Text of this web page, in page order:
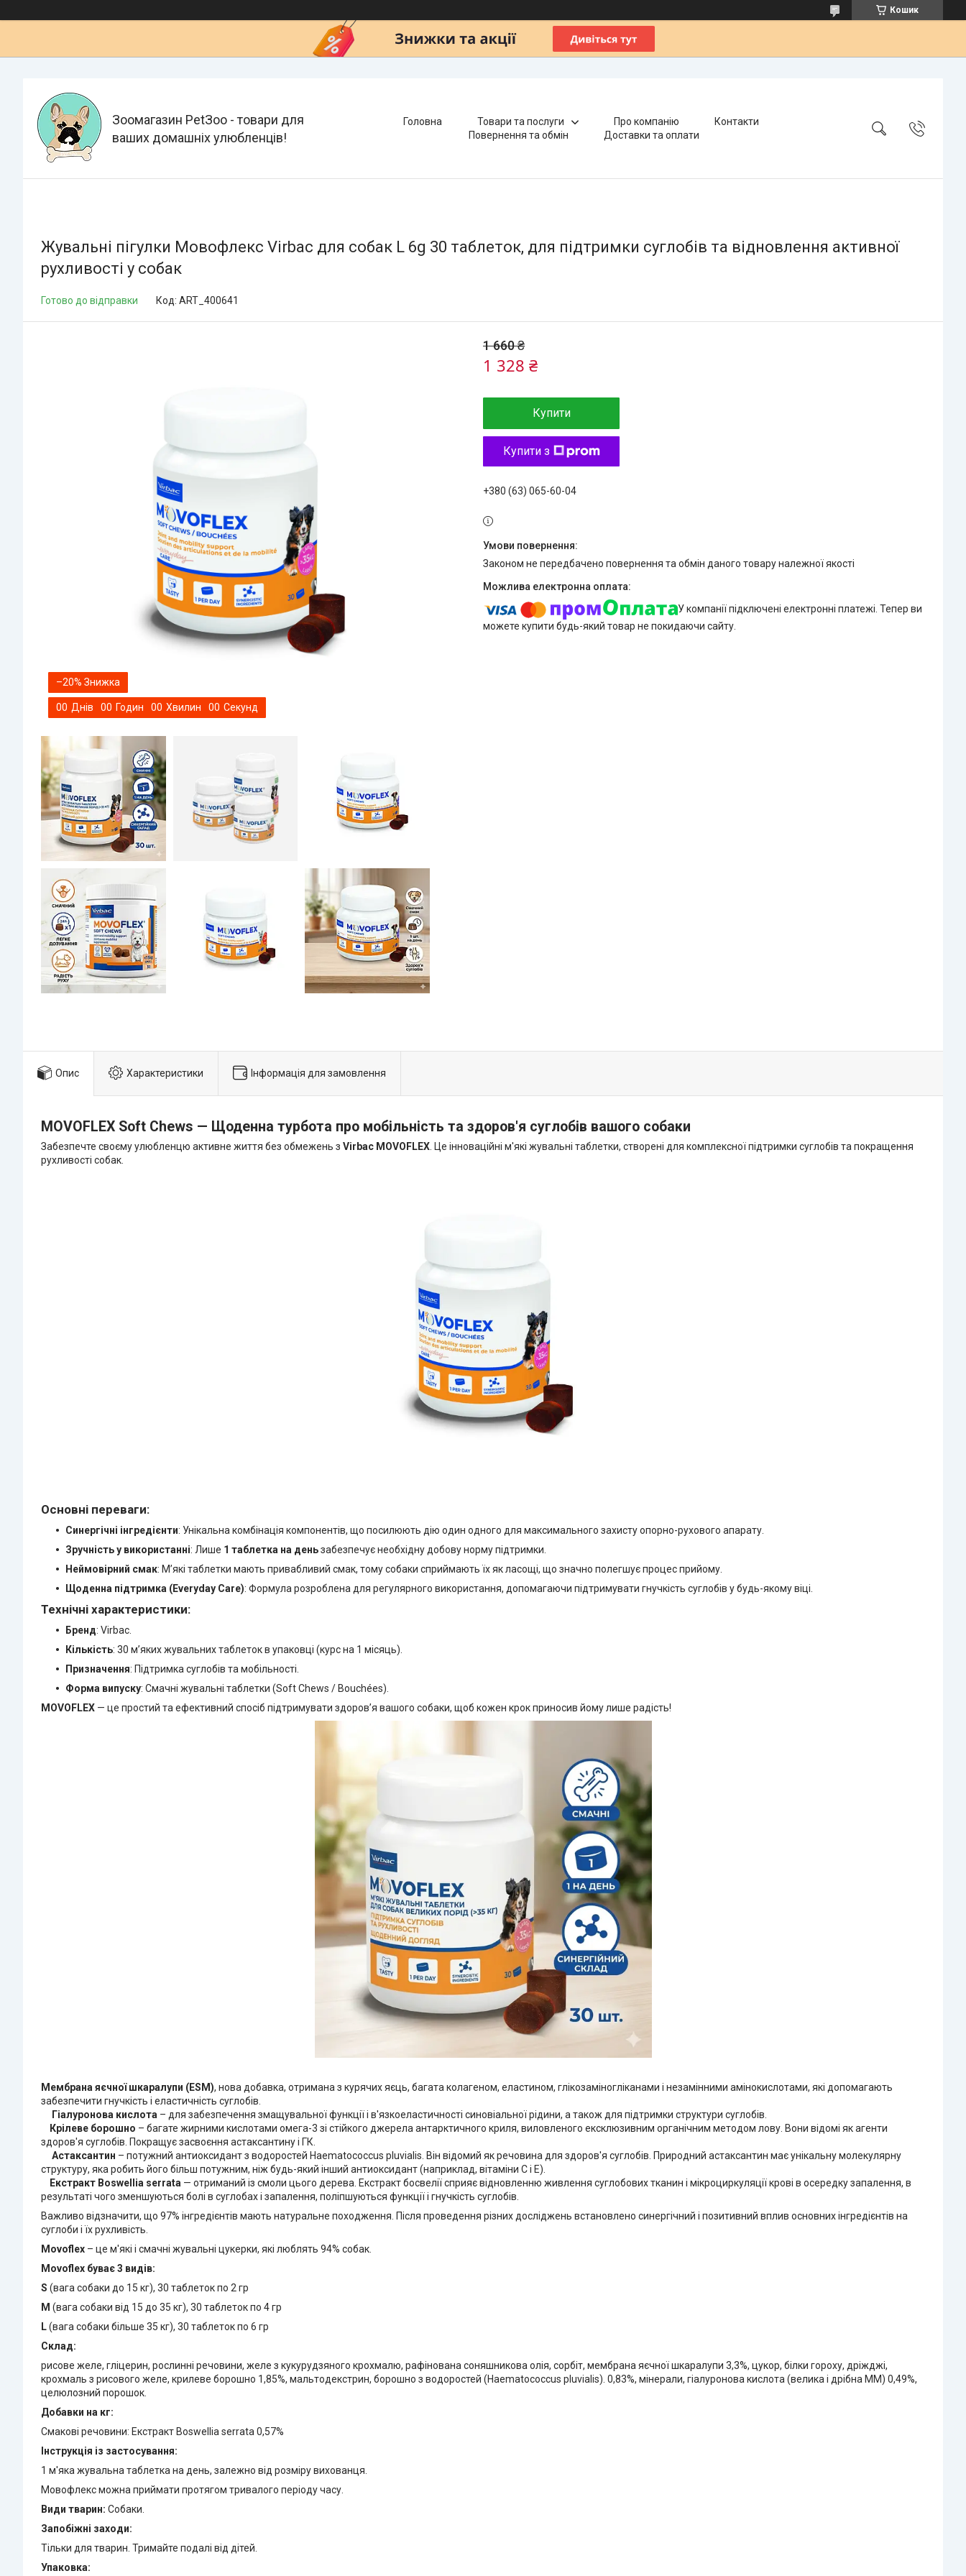
Кошик
Зоомагазин PetЗoo - товари для
ваших домашніх улюбленців!
Головна Товари та послуги Про компанію
Контакти
Повернення та обмін
Доставки та оплати
Жувальні пігулки Мовофлекс Virbac для собак L 6g 30 таблеток, для підтримки суглобів та відновлення активної
рухливості у собак
Готово до відправки Код: ART_400641
–20%
00 Днів 00 Годин 00 Хвилин 00 Секунд
1 660 ₴
1 328 ₴
Купити
Купити з
+380 (63) 065-60-04
Законом не передбачено повернення та обмін даного товару належної якості
У компанії підключені електронні платежі. Тепер ви
можете купити будь-який товар не покидаючи сайту.
Опис Характеристики Інформація для замовлення
MOVOFLEX Soft Chews — Щоденна турбота про мобільність та здоров'я суглобів вашого собаки
Забезпечте своєму улюбленцю активне життя без обмежень з Virbac MOVOFLEX. Це інноваційні м'які жувальні таблетки, створені для комплексної підтримки суглобів та покращення
рухливості собак.
Основні переваги:
Синергічні інгредієнти: Унікальна комбінація компонентів, що посилюють дію один одного для максимального захисту опорно-рухового апарату.
Зручність у використанні: Лише 1 таблетка на деньзабезпечує необхідну добову норму підтримки.
Неймовірний смак: М’які таблетки мають привабливий смак, тому собаки сприймають їх як ласощі, що значно полегшує процес прийому.
Щоденна підтримка (Everyday Care): Формула розроблена для регулярного використання, допомагаючи підтримувати гнучкість суглобів у будь-якому віці.
Технічні характеристики:
Бренд: Virbac.
Кількість: 30 м’яких жувальних таблеток в упаковці (курс на 1 місяць).
Призначення: Підтримка суглобів та мобільності.
Форма випуску: Смачні жувальні таблетки (Soft Chews / Bouchées).
MOVOFLEX — це простий та ефективний спосіб підтримувати здоров’я вашого собаки, щоб кожен крок приносив йому лише радість!
Мембрана яєчної шкаралупи (ESM), нова добавка, отримана з курячих яєць, багата колагеном, еластином, глікозаміногліканами і незамінними амінокислотами, які допомагають
забезпечити гнучкість і еластичність суглобів.
Гіалуронова кислота – для забезпечення змащувальної функції і в'язкоеластичності синовіальної рідини, а також для підтримки структури суглобів.
Крілеве борошно – багате жирними кислотами омега-3 зі стійкого джерела антарктичного криля, виловленого ексклюзивним органічним методом лову. Вони відомі як агенти
здоров'я суглобів. Покращує засвоєння астаксантину і ГК.
Астаксантин – потужний антиоксидант з водоростей Haematococcus pluvialis. Він відомий як речовина для здоров'я суглобів. Природний астаксантин має унікальну молекулярну
структуру, яка робить його більш потужним, ніж будь-який інший антиоксидант (наприклад, вітаміни С і Е).
Екстракт Boswellia serrata — отриманий із смоли цього дерева. Екстракт босвелії сприяє відновленню живлення суглобових тканин і мікроциркуляції крові в осередку запалення, в
результаті чого зменшуються болі в суглобах і запалення, поліпшуються функції і гнучкість суглобів.
Важливо відзначити, що 97% інгредієнтів мають натуральне походження. Після проведення різних досліджень встановлено синергічний і позитивний вплив основних інгредієнтів на
суглоби і їх рухливість.
Movoflex – це м'які і смачні жувальні цукерки, які люблять 94% собак.
Movoflex буває 3 видів:
S (вага собаки до 15 кг), 30 таблеток по 2 гр
M (вага собаки від 15 до 35 кг), 30 таблеток по 4 гр
L(вага собаки більше 35 кг), 30 таблеток по 6 гр
Склад:
рисове желе, гліцерин, рослинні речовини, желе з кукурудзяного крохмалю, рафінована соняшникова олія, сорбіт, мембрана яєчної шкаралупи 3,3%, цукор, білки гороху, дріжджі,
крохмаль з рисового желе, крилеве борошно 1,85%, мальтодекстрин, борошно з водоростей (Haematococcus pluvialis). 0,83%, мінерали, гіалуронова кислота (велика і дрібна ММ) 0,49%,
целюлозний порошок.
Добавки на кг:
Смакові речовини: Екстракт Boswellia serrata 0,57%
Інструкція із застосування:
1 м'яка жувальна таблетка на день, залежно від розміру вихованця.
Мовофлекс можна приймати протягом тривалого періоду часу.
Види тварин: Собаки.
Запобіжні заходи:
Тільки для тварин. Тримайте подалі від дітей.
Упаковка: